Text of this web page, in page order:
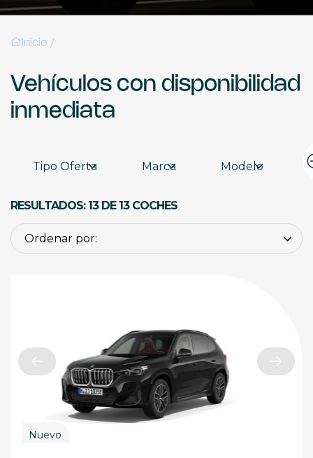
Inicio /
Vehículos con disponibilidad
inmediata
Tipo Oferta Marca Modelo
RESULTADOS: 13 DE 13 COCHES
Ordenar por:
Nuevo